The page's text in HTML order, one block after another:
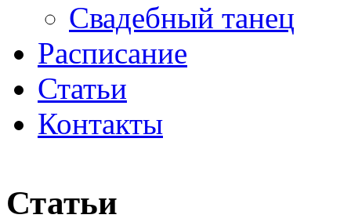
Свадебный танец
Расписание
Статьи
Контакты
Статьи